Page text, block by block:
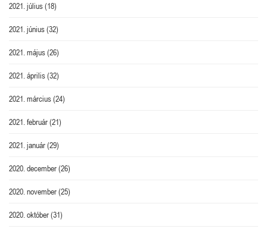
2021. július(18)
2021. június(32)
2021. május(26)
2021. április(32)
2021. március(24)
2021. február(21)
2021. január(29)
2020. december(26)
2020. november(25)
2020. október(31)